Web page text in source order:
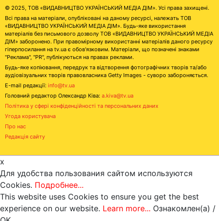
© 2025, ТОВ «ВИДАВНИЦТВО УКРАЇНСЬКИЙ МЕДІА ДІМ». Усі права захищені.
Всі права на матеріали, опубліковані на даному ресурсі, належать ТОВ
«ВИДАВНИЦТВО УКРАЇНСЬКИЙ МЕДІА ДІМ». Будь-яке використання
матеріалів без письмового дозволу ТОВ «ВИДАВНИЦТВО УКРАЇНСЬКИЙ МЕДІА
ДІМ» заборонено. При правомірному використанні матеріалів даного ресурсу
гіперпосилання на tv.ua є обов'язковим. Матеріали, що позначені знаками
"Реклама", "PR", публікуються на правах реклами.
Будь-яке копіювання, передрук та відтворення фотографічних творів та/або
аудіовізуальних творів правовласника Getty Images - суворо забороняється.
E-mail редакції: info@tv.ua
Головний редактор Олександр Ківа: a.kiva@tv.ua
Політика у сфері конфіденційності та персональних даних
Угода користувача
Про нас
Редакція сайту
x
Для удобства пользования сайтом используются
Cookies. Подробнее...
This website uses Cookies to ensure you get the best
experience on our website. Learn more... Ознакомлен(а) /